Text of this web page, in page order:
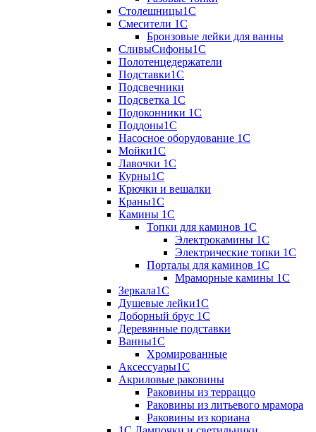
Столешницы1С
Смесители 1С
Бронзовые лейки для ванны
СливыСифоны1С
Полотенцедержатели
Подставки1С
Подсвечники
Подсветка 1С
Подоконники 1С
Поддоны1С
Насосное оборудование 1С
Мойки1С
Лавочки 1С
Курны1С
Крючки и вешалки
Краны1С
Камины 1C
Топки для каминов 1C
Электрокамины 1С
Электрические топки 1C
Порталы для каминов 1С
Мраморные камины 1C
Зеркала1С
Душевые лейки1С
Доборный брус 1С
Деревянные подставки
Ванны1С
Хромированные
Аксессуары1С
Акриловые раковины
Раковины из терраццо
Раковины из литьевого мрамора
Раковины из кориана